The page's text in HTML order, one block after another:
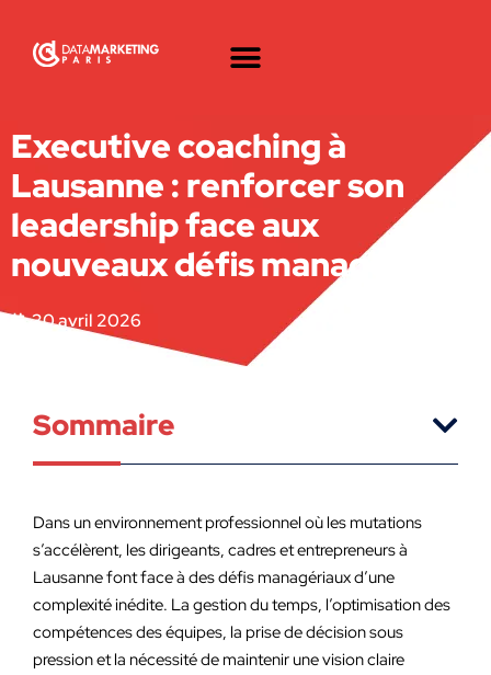
Executive coaching à
Lausanne : renforcer son
leadership face aux
nouveaux défis managériaux
30 avril 2026
Sommaire
Dans un environnement professionnel où les mutations
s’accélèrent, les dirigeants, cadres et entrepreneurs à
Lausanne font face à des défis managériaux d’une
complexité inédite. La gestion du temps, l’optimisation des
compétences des équipes, la prise de décision sous
pression et la nécessité de maintenir une vision claire